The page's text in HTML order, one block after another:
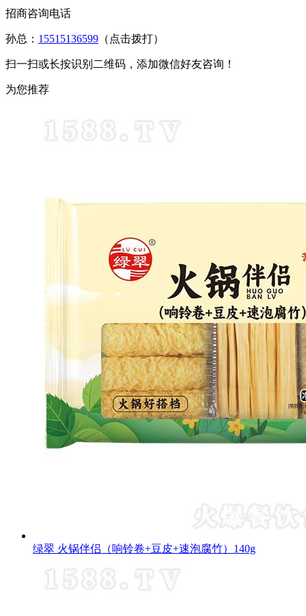
招商咨询电话
孙总： 15515136599 （点击拨打）
扫一扫或长按识别二维码，添加微信好友咨询！
为您推荐
绿翠 火锅伴侣（响铃卷+豆皮+速泡腐竹）140g